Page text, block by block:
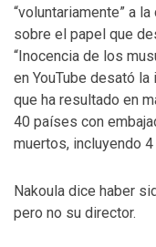
“voluntariamente” a
sobre el papel que
“Inocencia de los
en YouTube desató
que ha resultado en
40 países con
muertos, incluyendo
Nakoula dice haber
pero no su director.